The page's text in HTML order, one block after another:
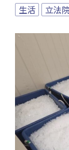
生活 立法